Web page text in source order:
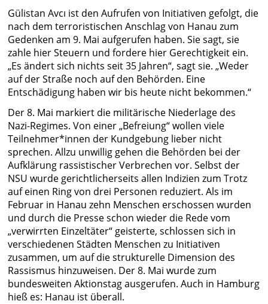
Gülistan Avcı ist den Aufrufen von Initiativen gefolgt, die
nach dem terroristischen Anschlag von Hanau zum
Gedenken am 9. Mai aufgerufen haben. Sie sagt, sie
zahle hier Steuern und fordere hier Gerechtigkeit ein.
„Es ändert sich nichts seit 35 Jahren“, sagt sie. „Weder
auf der Straße noch auf den Behörden. Eine
Entschädigung haben wir bis heute nicht bekommen.“
Der 8. Mai markiert die militärische Niederlage des
Nazi-Regimes. Von einer „Befreiung“ wollen viele
Teilnehmer*innen der Kundgebung lieber nicht
sprechen. Allzu unwillig gehen die Behörden bei der
Aufklärung rassistischer Verbrechen vor. Selbst der
NSU wurde gerichtlicherseits allen Indizien zum Trotz
auf einen Ring von drei Personen reduziert. Als im
Februar in Hanau zehn Menschen erschossen wurden
und durch die Presse schon wieder die Rede vom
„verwirrten Einzeltäter“ geisterte, schlossen sich in
verschiedenen Städten Menschen zu Initiativen
zusammen, um auf die strukturelle Dimension des
Rassismus hinzuweisen. Der 8. Mai wurde zum
bundesweiten Aktionstag ausgerufen. Auch in Hamburg
hieß es: Hanau ist überall.